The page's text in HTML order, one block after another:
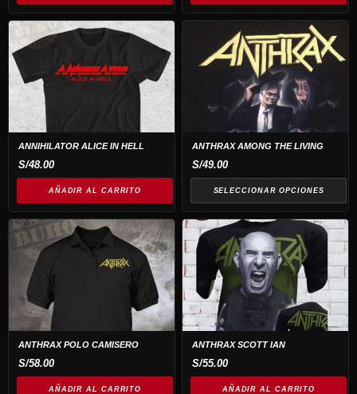
ANNIHILATOR ALICE IN HELL
S/48.00
AÑADIR AL CARRITO
ANTHRAX AMONG THE LIVING
S/49.00
SELECCIONAR OPCIONES
producto
tiene
múltiples
variantes.
opciones
se
pueden
elegir
en
la
página
de
producto
ANTHRAX POLO CAMISERO
S/58.00
AÑADIR AL CARRITO
ANTHRAX SCOTT IAN
S/55.00
AÑADIR AL CARRITO